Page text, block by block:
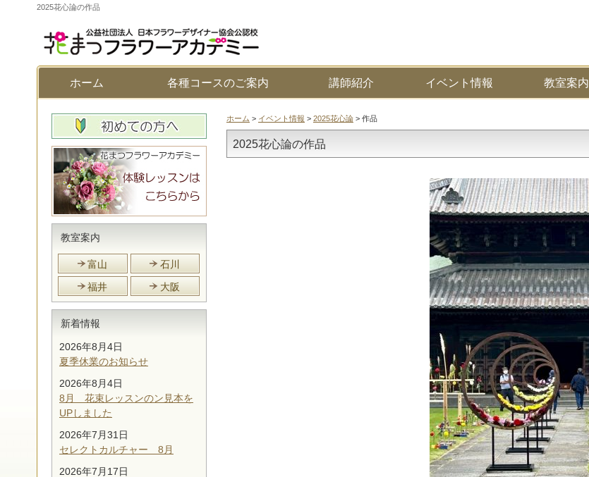
2025花心論の作品
ホーム 各種コースのご案内 講師紹介 イベント情報 教室案内
ホーム > イベント情報 > 2025花心論 > 作品
2025花心論の作品
教室案内
富山
石川
福井
大阪
新着情報
2026年8月4日
夏季休業のお知らせ
2026年8月4日
8月 花束レッスンのン見本を
UPしました
2026年7月31日
セレクトカルチャー 8月
2026年7月17日